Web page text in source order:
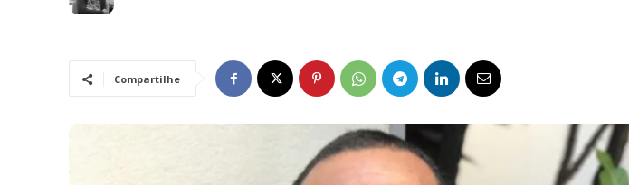
Compartilhe